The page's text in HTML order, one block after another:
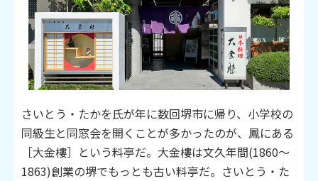
さいとう・たかを氏が年に数回堺市に帰り、小学校の
同級生と同窓会を開くことが多かったのが、鳳にある
［大金樓］という料亭だ。大金樓は文久年間(1860～
1863)創業の堺でもっとも古い料亭だ。さいとう・た